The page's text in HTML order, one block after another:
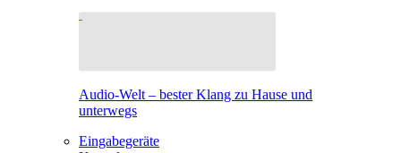
Audio-Welt – bester Klang zu Hause und
unterwegs
Eingabegeräte